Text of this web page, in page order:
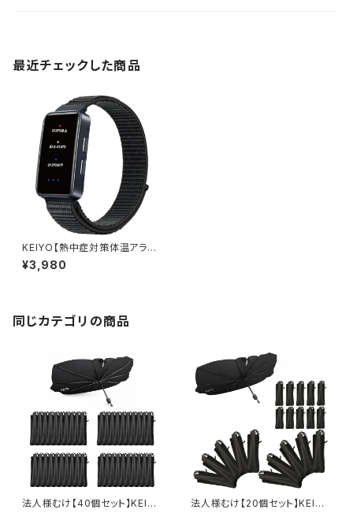
最近チェックした商品
KEIYO【熱中症対策体温アラー
トバンド】熱中症指数計 熱中症
熱中症対策 熱中症計 熱中アラ
場 AN-S153
¥3,980
同じカテゴリの商品
法人様むけ【40個セット】KEIY
法人様むけ【20個セット】KEIYO